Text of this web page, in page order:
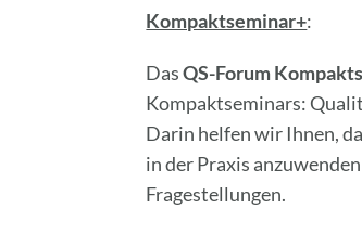
Kompaktseminar+:
DasQS-Forum
Kompaktseminars:
Darin helfen wir Ihnen,
in der Praxis
Fragestellungen.